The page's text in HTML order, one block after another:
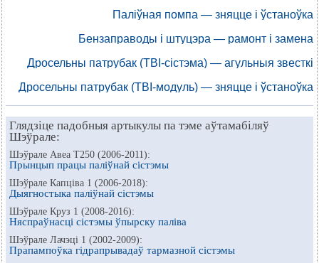
Паліўная помпа — зняцце і ўстаноўка
Бензаправоды і штуцэра — рамонт і замена
Дросельны патрубак (TBI-сістэма) — агульныя звесткі
Дросельны патрубак (TBI-модуль) — зняцце і ўстаноўка
Глядзіце падобныя артыкулы па тэме аўтамабіляў
Шэўрале:
Шэўрале Авеа Т250 (2006-2011):
Прынцып працы паліўнай сістэмы
Шэўрале Капціва 1 (2006-2018):
Дыягностыка паліўнай сістэмы
Шэўрале Круз 1 (2008-2016):
Няспраўнасці сістэмы ўпырску паліва
Шэўрале Лачэці 1 (2002-2009):
Прапампоўка гідрапрывадаў тармазной сістэмы